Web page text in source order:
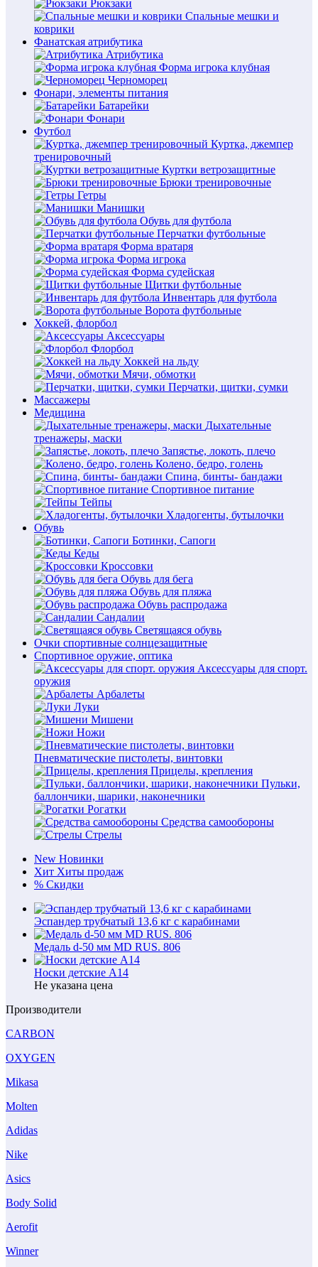
Рюкзаки
Спальные мешки и
коврики
Фанатская атрибутика
Атрибутика
Форма игрока клубная
Черноморец
Фонари, элементы питания
Батарейки
Фонари
Футбол
Куртка, джемпер
тренировочный
Куртки ветрозащитные
Брюки тренировочные
Гетры
Манишки
Обувь для футбола
Перчатки футбольные
Форма вратаря
Форма игрока
Форма судейская
Щитки футбольные
Инвентарь для футбола
Ворота футбольные
Хоккей, флорбол
Аксессуары
Флорбол
Хоккей на льду
Мячи, обмотки
Перчатки, щитки, сумки
Массажеры
Медицина
Дыхательные
тренажеры, маски
Запястье, локоть, плечо
Колено, бедро, голень
Спина, бинты- бандажи
Спортивное питание
Тейпы
Хладогенты, бутылочки
Обувь
Ботинки, Сапоги
Кеды
Кроссовки
Обувь для бега
Обувь для пляжа
Обувь распродажа
Сандалии
Светящаяся обувь
Очки спортивные солнцезащитные
Спортивное оружие, оптика
Аксессуары для спорт.
оружия
Арбалеты
Луки
Мишени
Ножи
Пневматические пистолеты, винтовки
Прицелы, крепления
Пульки,
баллончики, шарики, наконечники
Рогатки
Средства самообороны
Стрелы
New Новинки
Хит Хиты продаж
% Скидки
Эспандер трубчатый 13,6 кг с карабинами
Медаль d-50 мм MD RUS. 806
Носки детские А14
Не указана цена
Производители
CARBON
OXYGEN
Mikasa
Molten
Adidas
Nike
Asics
Body Solid
Aerofit
Winner